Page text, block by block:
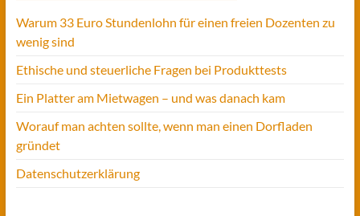
Warum 33 Euro Stundenlohn für einen freien Dozenten zu
wenig sind
Ethische und steuerliche Fragen bei Produkttests
Ein Platter am Mietwagen – und was danach kam
Worauf man achten sollte, wenn man einen Dorfladen
gründet
Datenschutzerklärung